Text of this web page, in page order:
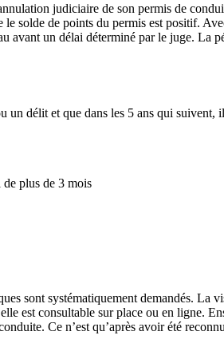
judiciaire de son permis de
solde de points du permis est positif.
un délai déterminé par le juge. La
délit et que dans les 5 ans qui suivent,
plus de 3 mois
sont systématiquement demandés. La
est consultable sur place ou en ligne.
Ce n’est qu’après avoir été